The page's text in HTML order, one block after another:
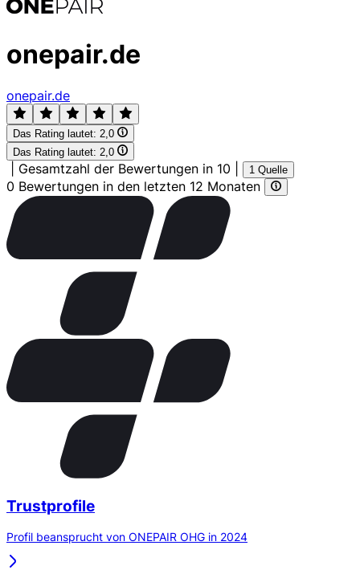
onepair.de
onepair.de
Das Rating lautet: 2,0
Das Rating lautet: 2,0
Gesamtzahl der Bewertungen in 10 1 Quelle
0 Bewertungen in den letzten 12 Monaten
Trustprofile
Profil beansprucht von ONEPAIR OHG in 2024